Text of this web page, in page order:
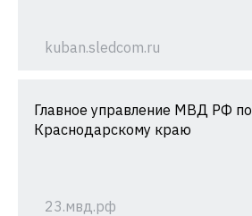
kuban.sledcom.ru
Главное управление МВД РФ по
Краснодарскому краю
23.мвд.рф